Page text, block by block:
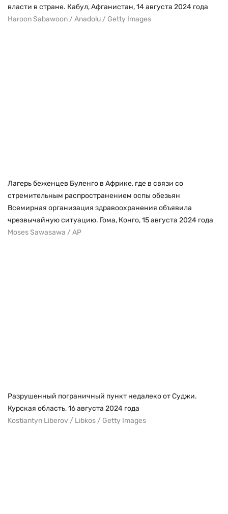
власти в стране. Кабул, Афганистан, 14 августа 2024 года
Haroon Sabawoon / Anadolu / Getty Images
Лагерь беженцев Буленго в Африке, где в связи со
стремительным распространением оспы обезьян
Всемирная организация здравоохранения объявила
чрезвычайную ситуацию. Гома, Конго, 15 августа 2024 года
Moses Sawasawa / AP
Разрушенный пограничный пункт недалеко от Суджи.
Курская область, 16 августа 2024 года
Kostiantyn Liberov / Libkos / Getty Images